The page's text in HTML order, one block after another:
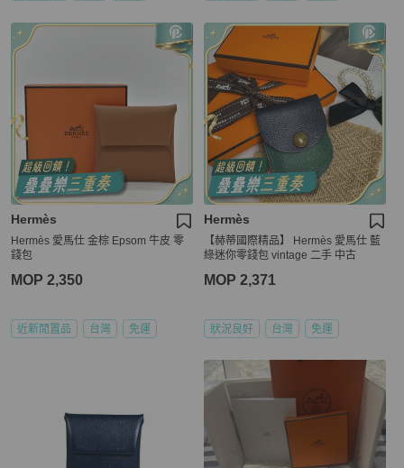
Hermès
Hermès 愛馬仕 金棕 Epsom 牛皮 零
錢包
MOP 2,350
近新閒置品 台灣 免運
Hermès
【赫蒂國際精品】 Hermès 愛馬仕 藍
綠迷你零錢包 vintage 二手 中古
MOP 2,371
狀況良好 台灣 免運